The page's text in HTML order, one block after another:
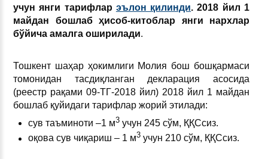
учун янги тарифлар эълон қилинди. 2018 йил 1
майдан бошлаб ҳисоб-китоблар янги нархлар
бўйича амалга оширилади.
Тошкент шаҳар ҳокимлиги Молия бош бошқармаси
томонидан тасдиқланган декларация асосида
(реестр рақами 09-ТГ-2018 йил) 2018 йил 1 майдан
бошлаб қуйидаги тарифлар жорий этилади:
сув таъминоти –1 м3 учун 245 сўм, ҚҚСсиз.
оқова сув чиқариш – 1 м3 учун 210 сўм, ҚҚСсиз.